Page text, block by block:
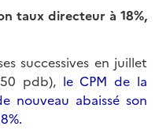
taux directeur à 18%,
successives en juillet
pdb), le CPM de la
nouveau abaissé son